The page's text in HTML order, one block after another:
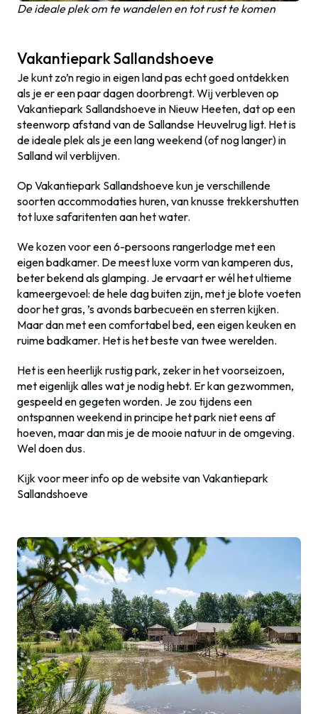
De ideale plek om te wandelen en tot rust te komen
Vakantiepark Sallandshoeve
Je kunt zo’n regio in eigen land pas echt goed ontdekken
als je er een paar dagen doorbrengt. Wij verbleven op
Vakantiepark Sallandshoeve in Nieuw Heeten, dat op een
steenworp afstand van de Sallandse Heuvelrug ligt. Het is
de ideale plek als je een lang weekend (of nog langer) in
Salland wil verblijven.
Op Vakantiepark Sallandshoeve kun je verschillende
soorten accommodaties huren, van knusse trekkershutten
tot luxe safaritenten aan het water.
We kozen voor een 6-persoons rangerlodge met een
eigen badkamer. De meest luxe vorm van kamperen dus,
beter bekend als glamping. Je ervaart er wél het ultieme
kameergevoel: de hele dag buiten zijn, met je blote voeten
door het gras, ’s avonds barbecueën en sterren kijken.
Maar dan met een comfortabel bed, een eigen keuken en
ruime badkamer. Het is het beste van twee werelden.
Het is een heerlijk rustig park, zeker in het voorseizoen,
met eigenlijk alles wat je nodig hebt. Er kan gezwommen,
gespeeld en gegeten worden. Je zou tijdens een
ontspannen weekend in principe het park niet eens af
hoeven, maar dan mis je de mooie natuur in de omgeving.
Wel doen dus.
Kijk voor meer info op de website van Vakantiepark
Sallandshoeve